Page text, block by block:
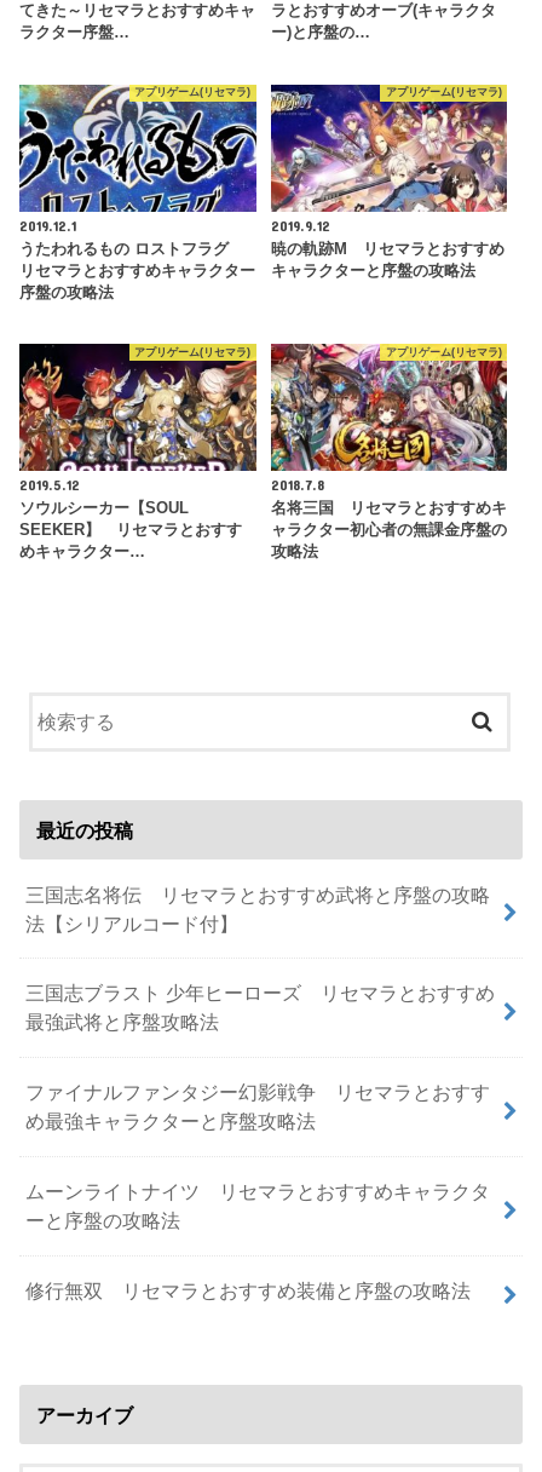
てきた～リセマラとおすすめキャ
ラクター序盤…
ラとおすすめオーブ(キャラクタ
ー)と序盤の…
アプリゲーム(リセマラ)
2019.12.1
うたわれるもの ロストフラグ
リセマラとおすすめキャラクター
序盤の攻略法
アプリゲーム(リセマラ)
2019.9.12
暁の軌跡M リセマラとおすすめ
キャラクターと序盤の攻略法
アプリゲーム(リセマラ)
2019.5.12
ソウルシーカー【SOUL
SEEKER】 リセマラとおすす
めキャラクター…
アプリゲーム(リセマラ)
2018.7.8
名将三国 リセマラとおすすめキ
ャラクター初心者の無課金序盤の
攻略法
最近の投稿
三国志名将伝 リセマラとおすすめ武将と序盤の攻略
法【シリアルコード付】
三国志ブラスト 少年ヒーローズ リセマラとおすすめ
最強武将と序盤攻略法
ファイナルファンタジー幻影戦争 リセマラとおすす
め最強キャラクターと序盤攻略法
ムーンライトナイツ リセマラとおすすめキャラクタ
ーと序盤の攻略法
修行無双 リセマラとおすすめ装備と序盤の攻略法
アーカイブ